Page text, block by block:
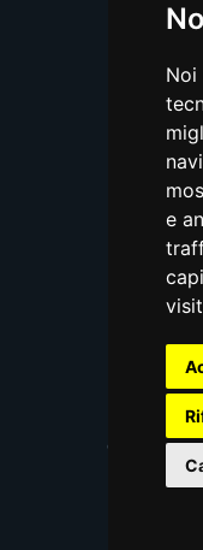
Noi
e
©
Ondemand